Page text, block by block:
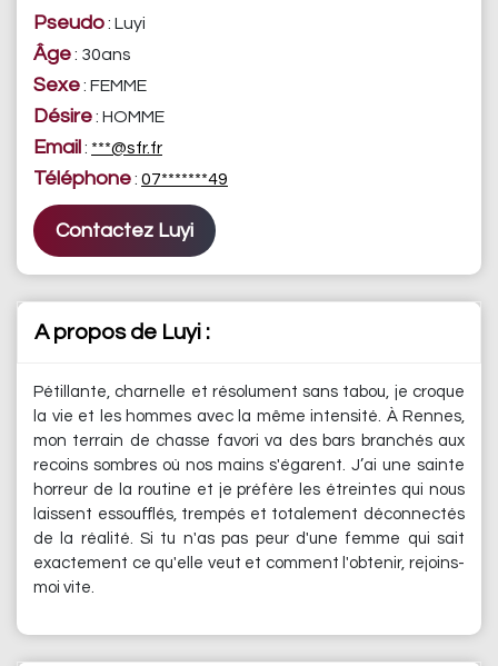
Pseudo: Luyi
Âge: 30ans
Sexe: FEMME
Désire: HOMME
Email: ***@sfr.fr
Téléphone: 07*******49
Contactez Luyi
A propos de Luyi :
Pétillante, charnelle et résolument sans tabou, je croque
la vie et les hommes avec la même intensité. À Rennes,
mon terrain de chasse favori va des bars branchés aux
recoins sombres où nos mains s'égarent. J’ai une sainte
horreur de la routine et je préfère les étreintes qui nous
laissent essoufflés, trempés et totalement déconnectés
de la réalité. Si tu n'as pas peur d'une femme qui sait
exactement ce qu'elle veut et comment l'obtenir, rejoins-
moi vite.